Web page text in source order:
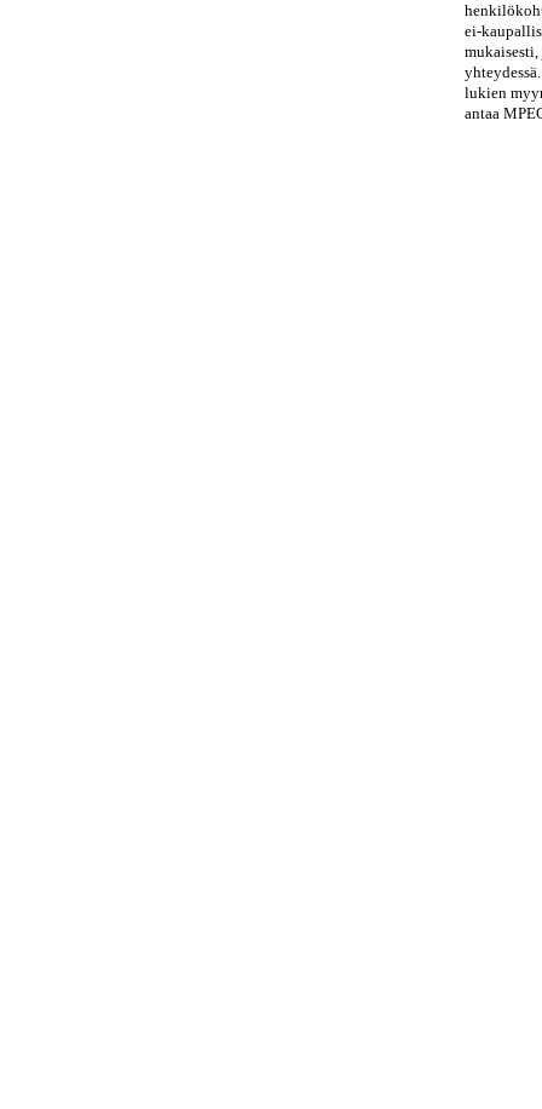
ei-
lukien
antaa